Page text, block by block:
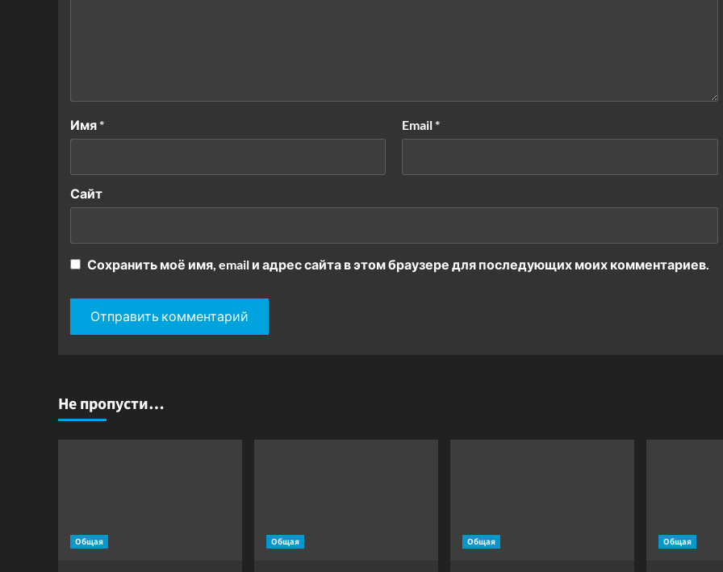
Имя* Email*
Сайт
Сохранить моё имя, email и адрес сайта в этом браузере для последующих моих комментариев.
Не пропусти…
Общая Общая Общая Общая